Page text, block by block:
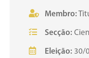
Membro:
Secção:
Eleição: 30/